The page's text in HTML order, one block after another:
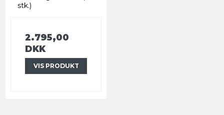
stk.)
2.795,00
DKK
VIS PRODUKT